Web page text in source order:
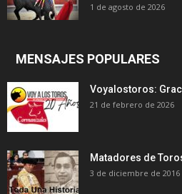
1 de agosto de 2026
MENSAJES POPULARES
Voyalostoros:
21 de febrero de 2026
Matadores de
3 de diciembre de 2016